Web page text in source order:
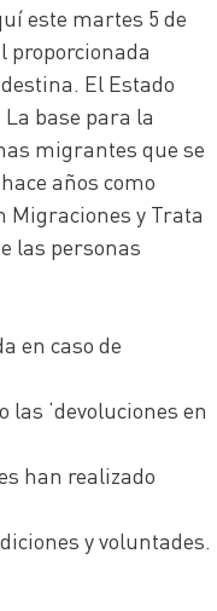
este martes 5 de
proporcionada
El Estado
base para la
migrantes que se
años como
Migraciones y Trata
las personas
en caso de
‘devoluciones en
han realizado
y voluntades.